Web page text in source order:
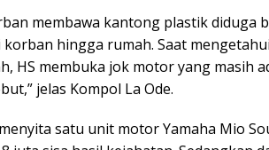
membawa kantong plastik diduga
hingga rumah. Saat
HS membuka jok motor yang masih
jelas Kompol La Ode.
satu unit motor Yamaha Mio